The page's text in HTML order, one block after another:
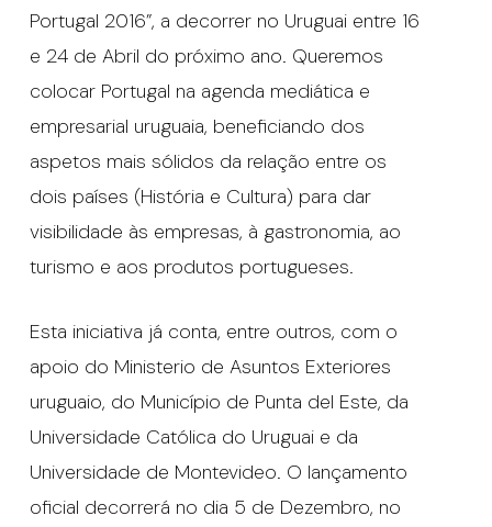
Portugal 2016”, a decorrer no Uruguai entre 16
e 24 de Abril do próximo ano. Queremos
colocar Portugal na agenda mediática e
empresarial uruguaia, beneficiando dos
aspetos mais sólidos da relação entre os
dois países (História e Cultura) para dar
visibilidade às empresas, à gastronomia, ao
turismo e aos produtos portugueses.
Esta iniciativa já conta, entre outros, com o
apoio do Ministerio de Asuntos Exteriores
uruguaio, do Município de Punta del Este, da
Universidade Católica do Uruguai e da
Universidade de Montevideo. O lançamento
oficial decorrerá no dia 5 de Dezembro, no